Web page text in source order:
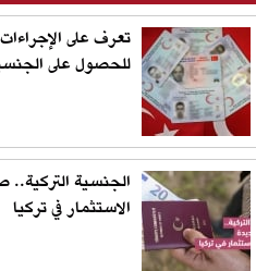
تعرف على
للحصول على
الجنسية
الاستثمار في تركيا